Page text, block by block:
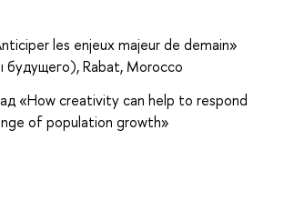
les enjeux majeur de demain»
будущего), Rabat, Morocco
«How creativity can help to respond
of population growth»